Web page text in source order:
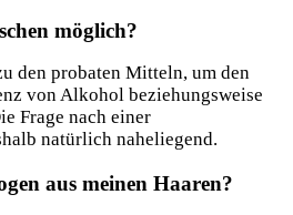
möglich?
den probaten Mitteln, um den
von Alkohol beziehungsweise
Frage nach einer
natürlich naheliegend.
aus meinen Haaren?